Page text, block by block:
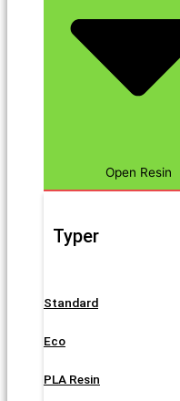
Open Resin
Typer
Standard
Eco
PLA Resin